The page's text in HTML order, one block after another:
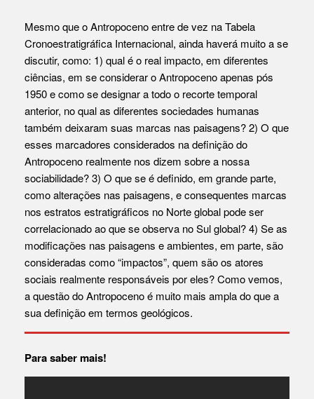
Mesmo que o Antropoceno entre de vez na Tabela
Cronoestratigráfica Internacional, ainda haverá muito a se
discutir, como: 1) qual é o real impacto, em diferentes
ciências, em se considerar o Antropoceno apenas pós
1950 e como se designar a todo o recorte temporal
anterior, no qual as diferentes sociedades humanas
também deixaram suas marcas nas paisagens? 2) O que
esses marcadores considerados na definição do
Antropoceno realmente nos dizem sobre a nossa
sociabilidade? 3) O que se é definido, em grande parte,
como alterações nas paisagens, e consequentes marcas
nos estratos estratigráficos no Norte global pode ser
correlacionado ao que se observa no Sul global? 4) Se as
modificações nas paisagens e ambientes, em parte, são
consideradas como “impactos”, quem são os atores
sociais realmente responsáveis por eles? Como vemos,
a questão do Antropoceno é muito mais ampla do que a
sua definição em termos geológicos.
Para saber mais!